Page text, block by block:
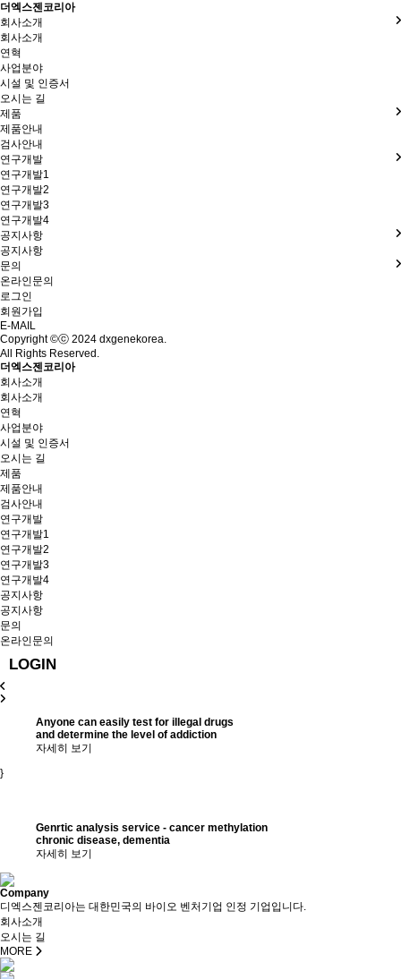
더엑스젠코리아
회사소개
회사소개
연혁
사업분야
시설 및 인증서
오시는 길
제품
제품안내
검사안내
연구개발
연구개발1
연구개발2
연구개발3
연구개발4
공지사항
공지사항
문의
온라인문의
로그인
회원가입
E-MAIL
Copyright ©ⓒ 2024 dxgenekorea.
All Rights Reserved.
더엑스젠코리아
회사소개
회사소개
연혁
사업분야
시설 및 인증서
오시는 길
제품
제품안내
검사안내
연구개발
연구개발1
연구개발2
연구개발3
연구개발4
공지사항
공지사항
문의
온라인문의
LOGIN
Anyone can easily test for illegal drugs
and determine the level of addiction
자세히 보기
}
Genrtic analysis service - cancer methylation
chronic disease, dementia
자세히 보기
Company
디엑스젠코리아는 대한민국의 바이오 벤처기업 인정 기업입니다.
회사소개
오시는 길
MORE